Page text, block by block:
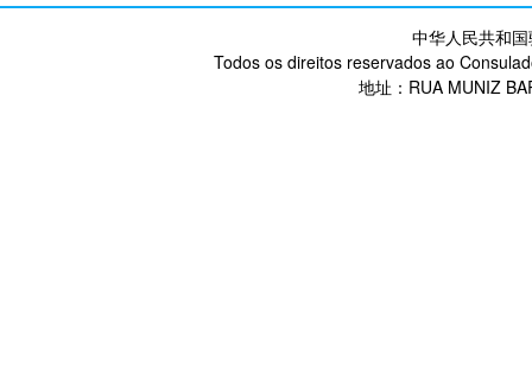
中华人民共和
Todos os direitos reservados ao
地址：RUA MUNIZ